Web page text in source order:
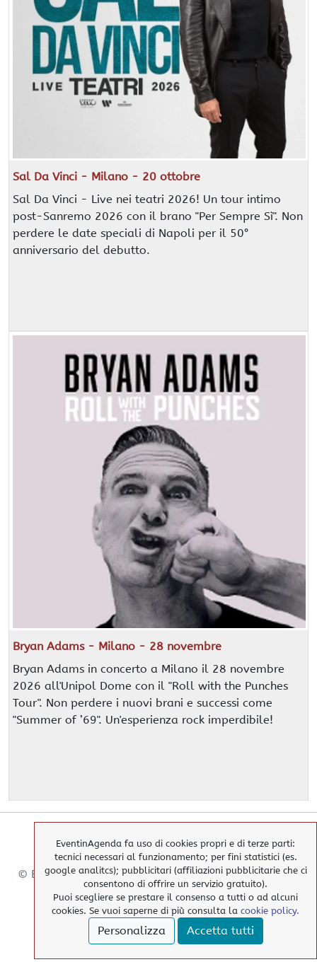
Sal Da Vinci - Milano - 20 ottobre
Sal Da Vinci - Live nei teatri 2026! Un tour intimo
post-Sanremo 2026 con il brano "Per Sempre Sì". Non
perdere le date speciali di Napoli per il 50°
anniversario del debutto.
Bryan Adams - Milano - 28 novembre
Bryan Adams in concerto a Milano il 28 novembre
2026 all'Unipol Dome con il "Roll with the Punches
Tour". Non perdere i nuovi brani e successi come
"Summer of ’69". Un'esperienza rock imperdibile!
© EventinAgenda 2017-2026-All Rights Reserved.
EventinAgenda fa uso di cookies propri e di terze parti:
tecnici necessari al funzionamento; per fini statistici (es.
google analitcs); pubblicitari (affiliazioni pubblicitarie che ci
consentono di offrire un servizio gratuito).
Puoi scegliere se prestare il consenso a tutti o ad alcuni
cookies. Se vuoi saperne di più consulta la cookie policy.
Personalizza Accetta tutti
> Cookies Policy
> Privacy Policy